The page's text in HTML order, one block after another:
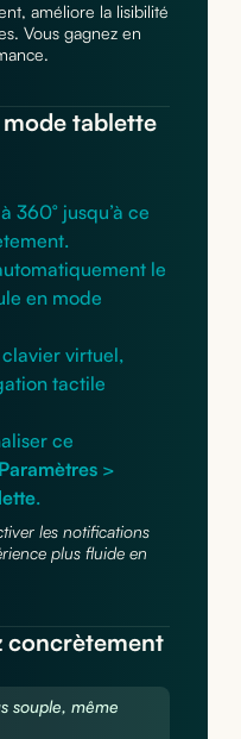
améliore la lisibilité
Vous gagnez en
tablette
360° jusqu’à ce
le
en mode
clavier virtuel,
tactile
ce
Paramètres>
.
les notifications
plus fluide en
concrètement
souple, même